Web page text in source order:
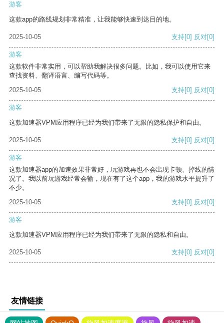
游客
这款app的路线规划非常精准，让我能够快速到达目的地。
2025-10-05 支持[0] 反对[0]
游客
这款软件非常实用，可以帮助我解决很多问题。比如，我可以使用它来
查找资料、翻译语言、编写代码等。
2025-10-05
支持[0] 反对[0]
游客
这款加速器VPM应用程序已经为我们带来了无限的隐私保护和自由。
2025-10-05 支持[0] 反对[0]
游客
这款加速器app的加速效果非常好，玩游戏再也不会出现卡顿、掉线的情
况了。我以前玩游戏经常会输，现在有了这个app，我的游戏水平提升了
不少。
2025-10-05
支持[0] 反对[0]
游客
这款加速器VPM应用程序已经为我们带来了无限的隐私和自由。
2025-10-05 支持[0] 反对[0]
友情链接